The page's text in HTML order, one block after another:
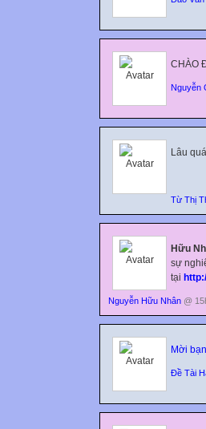
CHÀO
Nguyễn
Lâu
Từ Thị
Hữu
sự
tại
Nguyễn Hữu Nhân @
Mời
Đề Tài